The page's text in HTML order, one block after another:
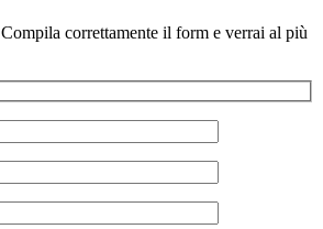
Compila correttamente il form e verrai al più